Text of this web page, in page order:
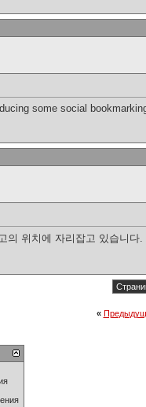
some social
의 위치에 자리잡고 있습니다.
«